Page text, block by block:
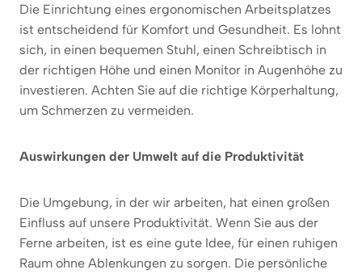
Die Einrichtung eines ergonomischen Arbeitsplatzes
ist entscheidend für Komfort und Gesundheit. Es lohnt
sich, in einen bequemen Stuhl, einen Schreibtisch in
der richtigen Höhe und einen Monitor in Augenhöhe zu
investieren. Achten Sie auf die richtige Körperhaltung,
um Schmerzen zu vermeiden.
Auswirkungen der Umwelt auf die Produktivität
Die Umgebung, in der wir arbeiten, hat einen großen
Einfluss auf unsere Produktivität. Wenn Sie aus der
Ferne arbeiten, ist es eine gute Idee, für einen ruhigen
Raum ohne Ablenkungen zu sorgen. Die persönliche